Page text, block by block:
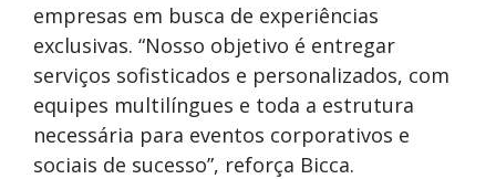
empresas em busca de experiências
exclusivas. “Nosso objetivo é entregar
serviços sofisticados e personalizados, com
equipes multilíngues e toda a estrutura
necessária para eventos corporativos e
sociais de sucesso”, reforça Bicca.